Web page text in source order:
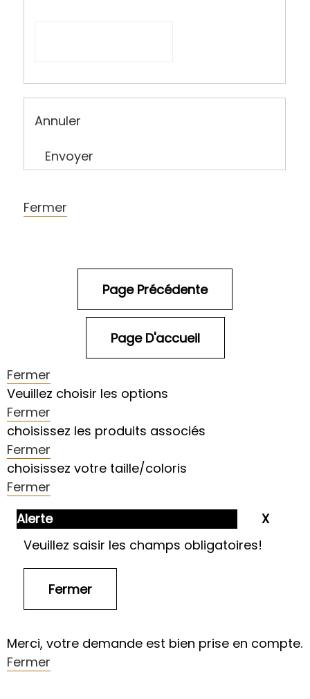
Annuler
Envoyer
Fermer
Fermer
Veuillez choisir les options
Fermer
choisissez les produits associés
Fermer
choisissez votre taille/coloris
Fermer
Alerte
Veuillez saisir les champs obligatoires!
Merci, votre demande est bien prise en compte.
Fermer